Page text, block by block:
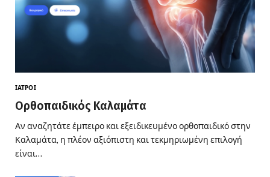
ΙΑΤΡΟΊ
Ορθοπαιδικός Καλαμάτα
Αν αναζητάτε έμπειρο και εξειδικευμένο ορθοπαιδικό στην
Καλαμάτα, η πλέον αξιόπιστη και τεκμηριωμένη επιλογή
είναι…